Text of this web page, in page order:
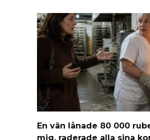
En vän lånade 80 000
mig, raderade alla sina